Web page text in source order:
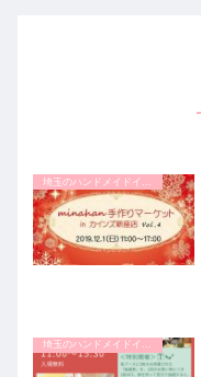
埼玉のハンドメイドイベント